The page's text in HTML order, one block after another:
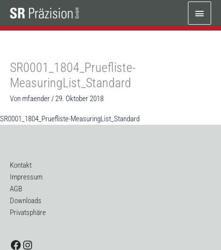
Inhalt
springen
SR0001_1804_Pruefliste-
MeasuringList_Standard
Von mfaender /29. Oktober 2018
SR0001_1804_Pruefliste-MeasuringList_Standard
Kontakt
Impressum
AGB
Downloads
Privatsphäre
Facebook
Instagram